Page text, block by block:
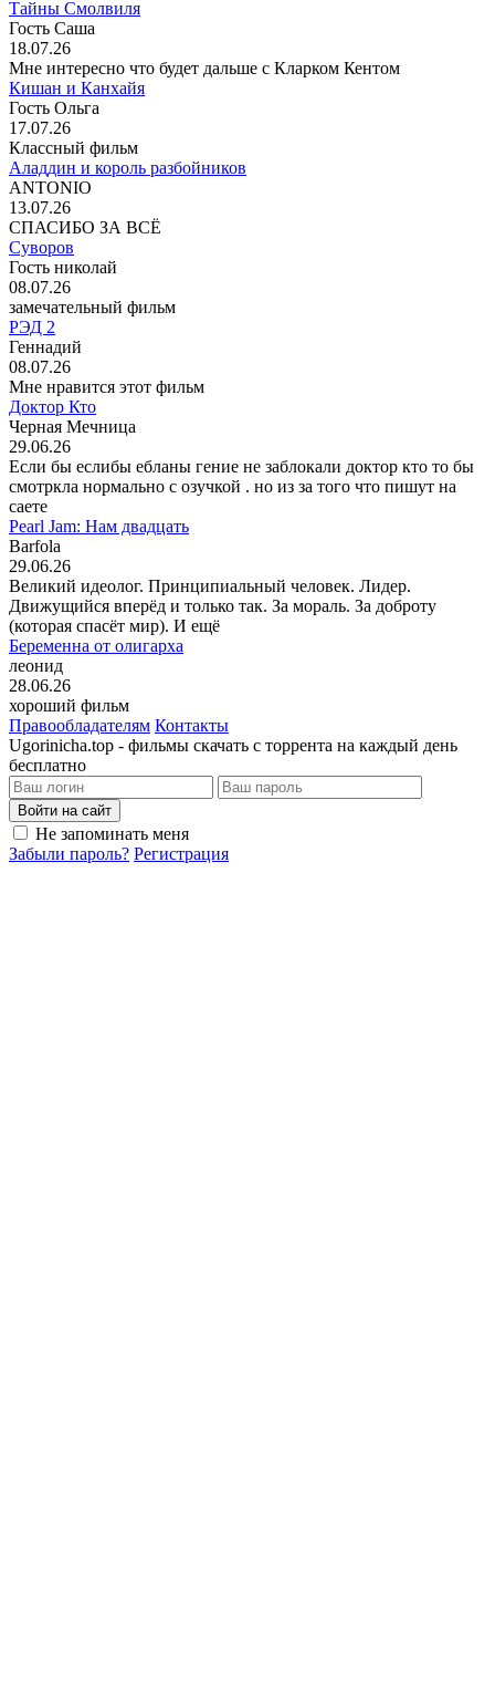
Тайны Смолвиля
Гость Саша
18.07.26
Мне интересно что будет дальше с Кларком Кентом
Кишан и Канхайя
Гость Ольга
17.07.26
Классный фильм
Аладдин и король разбойников
ANTONIO
13.07.26
СПАСИБО ЗА ВСЁ
Суворов
Гость николай
08.07.26
замечательный фильм
РЭД 2
Геннадий
08.07.26
Мне нравится этот фильм
Доктор Кто
Черная Мечница
29.06.26
Если бы еслибы ебланы гение не заблокали доктор кто то бы
смотркла нормально с озучкой . но из за того что пишут на
саете
Pearl Jam: Нам двадцать
Barfola
29.06.26
Великий идеолог. Принципиальный человек. Лидер.
Движущийся вперёд и только так. За мораль. За доброту
(которая спасёт мир). И ещё
Беременна от олигарха
леонид
28.06.26
хороший фильм
Правообладателям Контакты
Ugorinicha.top - фильмы скачать с торрента на каждый день
бесплатно
Войти на сайт
Не запоминать меня
Забыли пароль? Регистрация